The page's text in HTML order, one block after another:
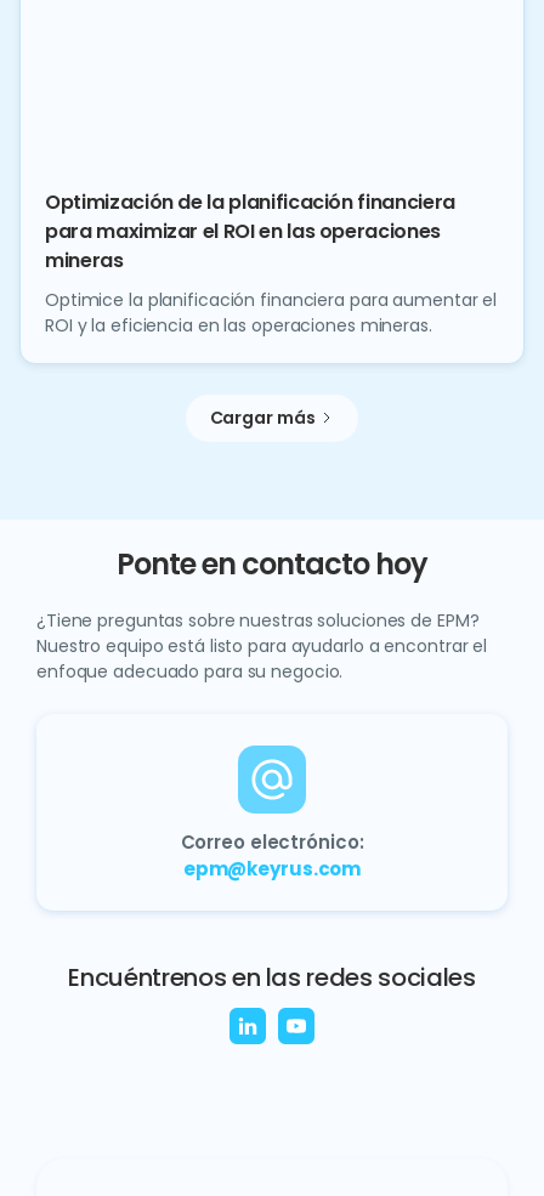
Optimización de la planificación financiera
para maximizar el ROI en las operaciones
mineras
Optimice la planificación financiera para aumentar el
ROI y la eficiencia en las operaciones mineras.
Cargar más
Ponte en contacto hoy
¿Tiene preguntas sobre nuestras soluciones de EPM?
Nuestro equipo está listo para ayudarlo a encontrar el
enfoque adecuado para su negocio.
Correo electrónico:
epm@keyrus.com
Encuéntrenos en las redes sociales